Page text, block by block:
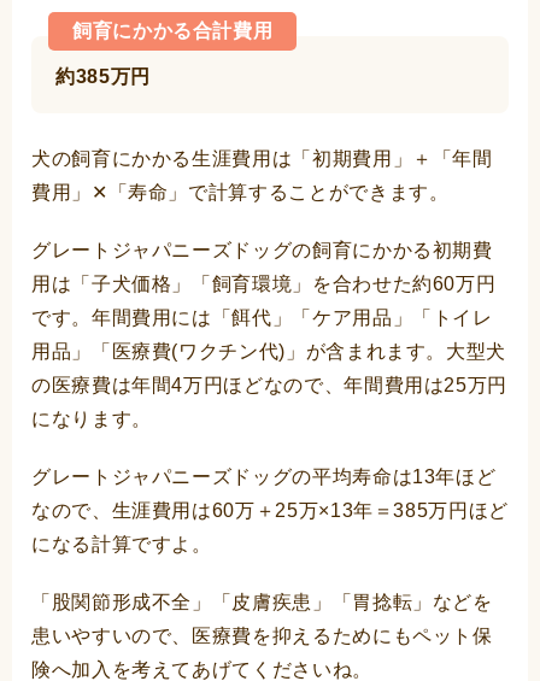
飼育にかかる合計費用
約385万円
犬の飼育にかかる生涯費用は「初期費用」＋「年間
費用」✕「寿命」で計算することができます。
グレートジャパニーズドッグの飼育にかかる初期費
用は「子犬価格」「飼育環境」を合わせた約60万円
です。年間費用には「餌代」「ケア用品」「トイレ
用品」「医療費(ワクチン代)」が含まれます。大型犬
の医療費は年間4万円ほどなので、年間費用は25万円
になります。
グレートジャパニーズドッグの平均寿命は13年ほど
なので、生涯費用は60万＋25万×13年＝385万円ほど
になる計算ですよ。
「股関節形成不全」「皮膚疾患」「胃捻転」などを
患いやすいので、医療費を抑えるためにもペット保
険へ加入を考えてあげてくださいね。